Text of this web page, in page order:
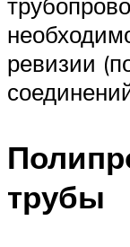
ревизии
трубы